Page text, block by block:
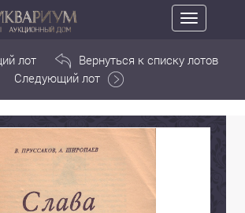
Toggle
navigation
лот
Вернуться к списку лотов
Следующий лот